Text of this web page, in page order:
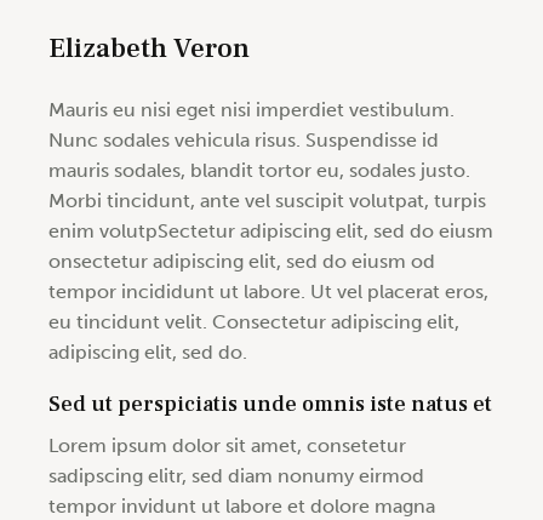
Elizabeth Veron
Mauris eu nisi eget nisi imperdiet vestibulum.
Nunc sodales vehicula risus. Suspendisse id
mauris sodales, blandit tortor eu, sodales justo.
Morbi tincidunt, ante vel suscipit volutpat, turpis
enim volutpSectetur adipiscing elit, sed do eiusm
onsectetur adipiscing elit, sed do eiusm od
tempor incididunt ut labore. Ut vel placerat eros,
eu tincidunt velit. Consectetur adipiscing elit,
adipiscing elit, sed do.
Sed ut perspiciatis unde omnis iste natus et
Lorem ipsum dolor sit amet, consetetur
sadipscing elitr, sed diam nonumy eirmod
tempor invidunt ut labore et dolore magna